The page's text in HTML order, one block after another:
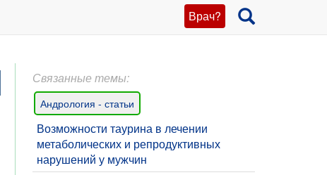
Врач?
Связанные темы:
Андрология - статьи
Возможности таурина в лечении
метаболических и репродуктивных
нарушений у мужчин